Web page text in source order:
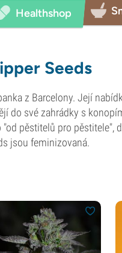
Healthshop
Seeds
z Barcelony. Její
do své zahrádky s
pěstitelů pro pěstitele",
jsou feminizovaná.